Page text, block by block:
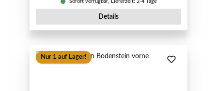
Sofort verfügbar, Lieferzeit: 2-4 Tage
Details
Nur 1 auf Lager!